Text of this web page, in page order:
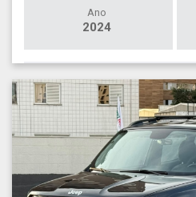
Ano
2024